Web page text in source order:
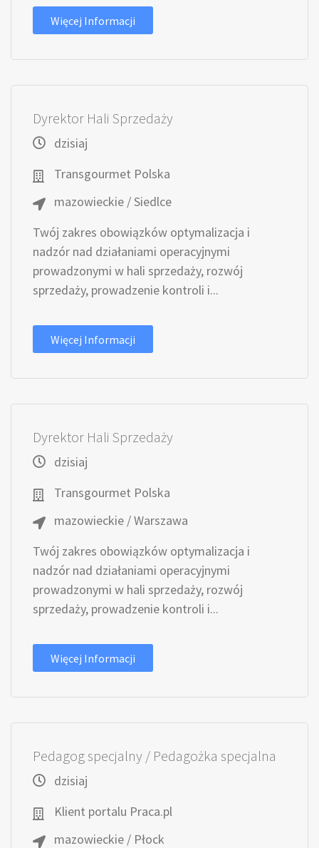
Więcej Informacji
Dyrektor Hali Sprzedaży
dzisiaj
Transgourmet Polska
mazowieckie / Siedlce
Twój zakres obowiązków optymalizacja i
nadzór nad działaniami operacyjnymi
prowadzonymi w hali sprzedaży, rozwój
sprzedaży, prowadzenie kontroli i...
Więcej Informacji
Dyrektor Hali Sprzedaży
dzisiaj
Transgourmet Polska
mazowieckie / Warszawa
Twój zakres obowiązków optymalizacja i
nadzór nad działaniami operacyjnymi
prowadzonymi w hali sprzedaży, rozwój
sprzedaży, prowadzenie kontroli i...
Więcej Informacji
Pedagog specjalny / Pedagożka specjalna
dzisiaj
Klient portalu Praca.pl
mazowieckie / Płock